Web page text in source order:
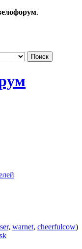
.
, warnet, cheerfulcow)